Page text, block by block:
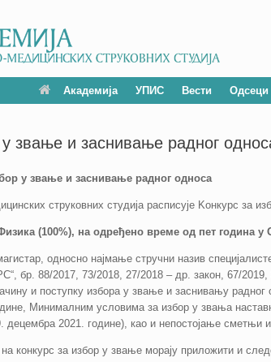
Академија УПИС Вести Одсеци
у звање и заснивање радног
у звање и заснивање радног односа
струковних студија расписује Kонкурс за
(100%), на одређено време од пет година
односно најмање стручни назив
бр. 88/2017, 73/2018, 27/2018 – др. закон, 67/
и поступку избора у звање и заснивању радног
Минималним условима за избор у звања
децембра 2021. године), као и непостојање сметњи
на конкурс за избор у звање морају приложити и